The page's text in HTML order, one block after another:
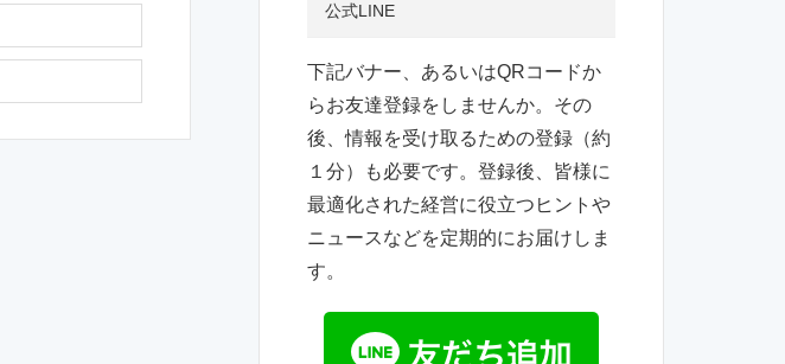
公式LINE
下記バナー、あるいはQRコードか
らお友達登録をしませんか。その
後、情報を受け取るための登録（約
１分）も必要です。登録後、皆様に
最適化された経営に役立つヒントや
ニュースなどを定期的にお届けしま
す。